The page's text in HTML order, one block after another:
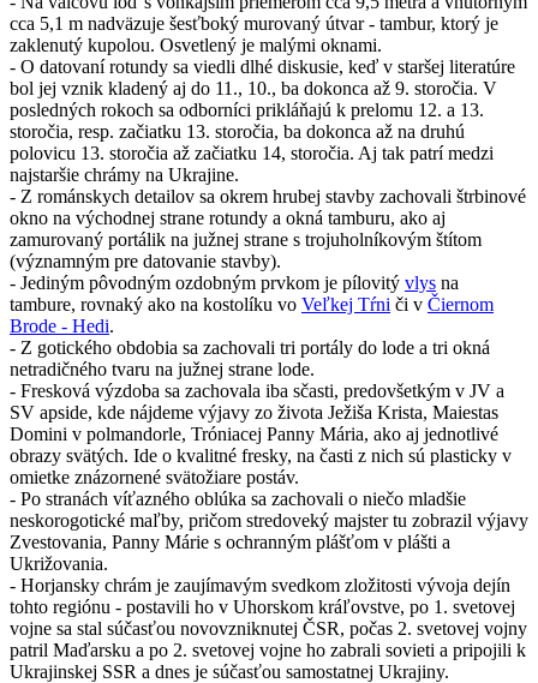
cca 5,1 m nadväzuje šesťboký murovaný útvar - tambur, ktorý je
zaklenutý kupolou. Osvetlený je malými oknami.
- O datovaní rotundy sa viedli dlhé diskusie, keď v staršej literatúre
bol jej vznik kladený aj do 11., 10., ba dokonca až 9. storočia. V
posledných rokoch sa odborníci prikláňajú k prelomu 12. a 13.
storočia, resp. začiatku 13. storočia, ba dokonca až na druhú
polovicu 13. storočia až začiatku 14, storočia. Aj tak patrí medzi
najstaršie chrámy na Ukrajine.
- Z románskych detailov sa okrem hrubej stavby zachovali štrbinové
okno na východnej strane rotundy a okná tamburu, ako aj
zamurovaný portálik na južnej strane s trojuholníkovým štítom
(významným pre datovanie stavby).
- Jediným pôvodným ozdobným prvkom je pílovitý vlys na
tambure, rovnaký ako na kostolíku vo Veľkej Tŕni či v Čiernom
Brode - Hedi.
- Z gotického obdobia sa zachovali tri portály do lode a tri okná
netradičného tvaru na južnej strane lode.
- Fresková výzdoba sa zachovala iba sčasti, predovšetkým v JV a
SV apside, kde nájdeme výjavy zo života Ježiša Krista, Maiestas
Domini v polmandorle, Tróniacej Panny Mária, ako aj jednotlivé
obrazy svätých. Ide o kvalitné fresky, na časti z nich sú plasticky v
omietke znázornené svätožiare postáv.
- Po stranách víťazného oblúka sa zachovali o niečo mladšie
neskorogotické maľby, pričom stredoveký majster tu zobrazil výjavy
Zvestovania, Panny Márie s ochranným plášťom v plášti a
Ukrižovania.
- Horjansky chrám je zaujímavým svedkom zložitosti vývoja dejín
tohto regiónu - postavili ho v Uhorskom kráľovstve, po 1. svetovej
vojne sa stal súčasťou novovzniknutej ČSR, počas 2. svetovej vojny
patril Maďarsku a po 2. svetovej vojne ho zabrali sovieti a pripojili k
Ukrajinskej SSR a dnes je súčasťou samostatnej Ukrajiny.